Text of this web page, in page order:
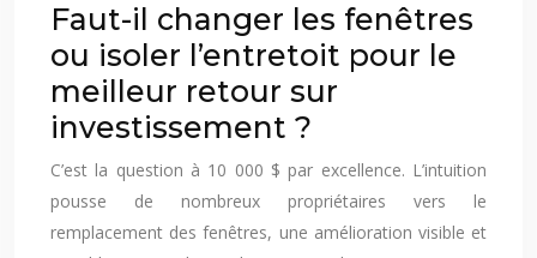
Faut-il changer les fenêtres
ou isoler l’entretoit pour le
meilleur retour sur
investissement ?
C’est la question à 10 000 $ par excellence. L’intuition
pousse de nombreux propriétaires vers le
remplacement des fenêtres, une amélioration visible et